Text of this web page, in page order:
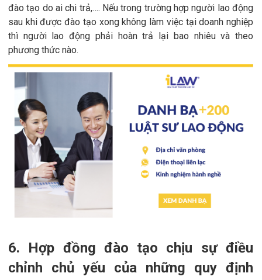
đào tạo do ai chi trả,…. Nếu trong trường hợp người lao động
sau khi được đào tạo xong không làm việc tại doanh nghiệp
thì người lao động phải hoàn trả lại bao nhiêu và theo
phương thức nào.
6. Hợp đồng đào tạo chịu sự điều
chỉnh chủ yếu của những quy định